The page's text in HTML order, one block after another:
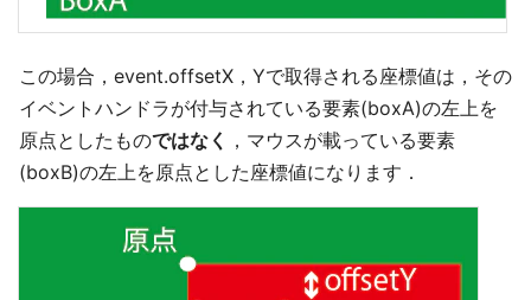
この場合，event.offsetX，Yで取得される座標値は，その
イベントハンドラが付与されている要素(boxA)の左上を
原点としたものではなく ，マウスが載っている要素
(boxB)の左上を原点とした座標値になります．